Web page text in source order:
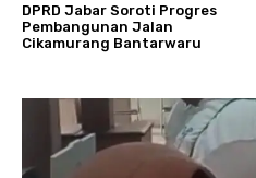
DPRD Jabar Soroti Progres
Pembangunan Jalan
Cikamurang Bantarwaru